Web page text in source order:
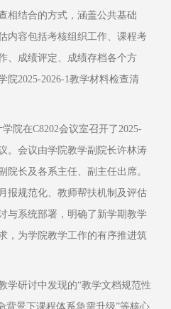
相结合的方式，涵盖公共基础
内容包括考核组织工作、课程考
、成绩评定、成绩存档各个方
院2025-2026-1教学材料检查清
院在C8202会议室召开了2025-
。会议由学院教学副院长许林涛
院长及各系主任、副主任出席。
报规范化、教师帮扶机制及评估
与系统部署，明确了新学期教学
，为学院教学工作的有序推进筑
学研讨中发现的“教学文档规范性
背景下课程体系急需升级”等核心